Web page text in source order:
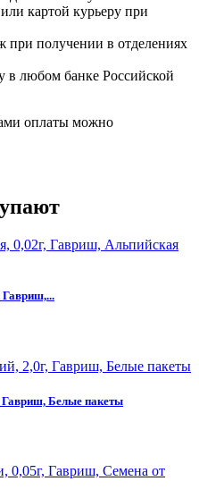
картой курьеру при
получении в отделениях
в любом банке Российской
оплаты можно
Гавриш,...
Гавриш, Белые пакеты